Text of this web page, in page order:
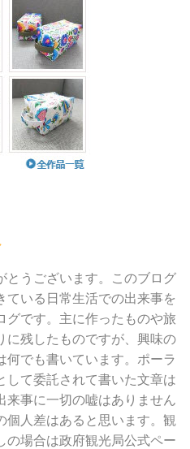
とうございます。このブログ
ている日常生活での出来事を
グです。主に作ったものや旅
に残したものですが、興味の
何でも書いています。ポーラ
して委託されて書いた文章は
来事に一切の嘘はありません
個人差はあると思います。観
の場合は政府観光局公式ペー